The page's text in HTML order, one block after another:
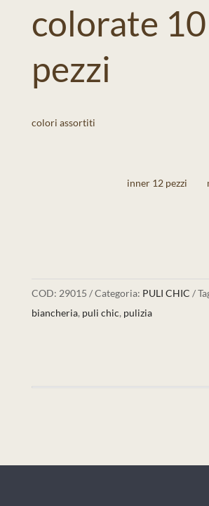
colorate 10
pezzi
colori assortiti
inner 12 pezzi
COD: 29015 Categoria: PULI CHIC
biancheria, puli chic, pulizia